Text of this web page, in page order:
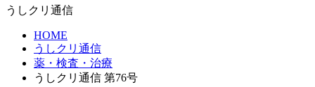
うしクリ通信
HOME
うしクリ通信
薬・検査・治療
うしクリ通信 第76号